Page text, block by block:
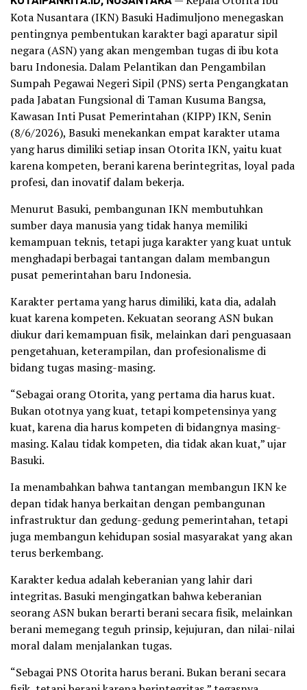
Kota Nusantara (IKN) Basuki Hadimuljono menegaskan
pentingnya pembentukan karakter bagi aparatur sipil
negara (ASN) yang akan mengemban tugas di ibu kota
baru Indonesia. Dalam Pelantikan dan Pengambilan
Sumpah Pegawai Negeri Sipil (PNS) serta Pengangkatan
pada Jabatan Fungsional di Taman Kusuma Bangsa,
Kawasan Inti Pusat Pemerintahan (KIPP) IKN, Senin
(8/6/2026), Basuki menekankan empat karakter utama
yang harus dimiliki setiap insan Otorita IKN, yaitu kuat
karena kompeten, berani karena berintegritas, loyal pada
profesi, dan inovatif dalam bekerja.
Menurut Basuki, pembangunan IKN membutuhkan
sumber daya manusia yang tidak hanya memiliki
kemampuan teknis, tetapi juga karakter yang kuat untuk
menghadapi berbagai tantangan dalam membangun
pusat pemerintahan baru Indonesia.
Karakter pertama yang harus dimiliki, kata dia, adalah
kuat karena kompeten. Kekuatan seorang ASN bukan
diukur dari kemampuan fisik, melainkan dari penguasaan
pengetahuan, keterampilan, dan profesionalisme di
bidang tugas masing-masing.
“Sebagai orang Otorita, yang pertama dia harus kuat.
Bukan ototnya yang kuat, tetapi kompetensinya yang
kuat, karena dia harus kompeten di bidangnya masing-
masing. Kalau tidak kompeten, dia tidak akan kuat,” ujar
Basuki.
Ia menambahkan bahwa tantangan membangun IKN ke
depan tidak hanya berkaitan dengan pembangunan
infrastruktur dan gedung-gedung pemerintahan, tetapi
juga membangun kehidupan sosial masyarakat yang akan
terus berkembang.
Karakter kedua adalah keberanian yang lahir dari
integritas. Basuki mengingatkan bahwa keberanian
seorang ASN bukan berarti berani secara fisik, melainkan
berani memegang teguh prinsip, kejujuran, dan nilai-nilai
moral dalam menjalankan tugas.
“Sebagai PNS Otorita harus berani. Bukan berani secara